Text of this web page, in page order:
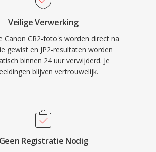
Veilige Verwerking
Canon CR2-foto's worden direct na
gewist en JP2-resultaten worden
binnen 24 uur verwijderd. Je
blijven vertrouwelijk.
Geen Registratie Nodig